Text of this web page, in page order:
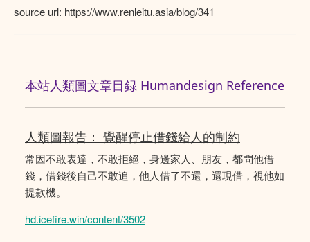
source url: https://www.renleitu.asia/blog/341
本站人類圖文章目録 Humandesign Reference
人類圖報告： 覺醒停止借錢給人的制約
常因不敢表達，不敢拒絕，身邊家人、朋友，都問他借
錢，借錢後自己不敢追，他人借了不還，還現借，視他如
提款機。
hd.icefire.win/content/3502